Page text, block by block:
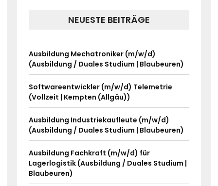
NEUESTE BEITRÄGE
Ausbildung Mechatroniker (m/w/d)
(Ausbildung / Duales Studium | Blaubeuren)
Softwareentwickler (m/w/d) Telemetrie
(Vollzeit | Kempten (Allgäu))
Ausbildung Industriekaufleute (m/w/d)
(Ausbildung / Duales Studium | Blaubeuren)
Ausbildung Fachkraft (m/w/d) für
Lagerlogistik (Ausbildung / Duales Studium |
Blaubeuren)